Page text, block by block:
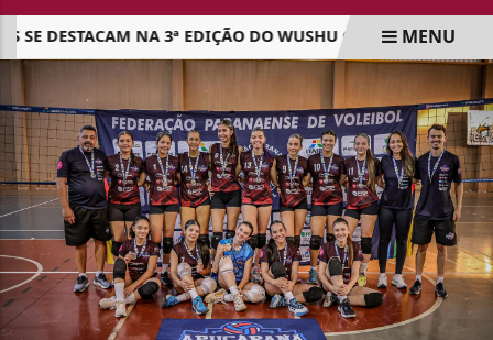
DESTACAM NA 3ª EDIÇÃO DO WUSHU OPEN EM CAMBIRA
MENU